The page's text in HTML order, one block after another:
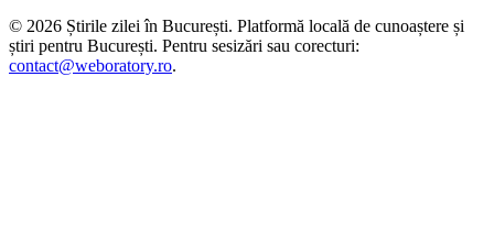
© 2026 Știrile zilei în București. Platformă locală de cunoaștere și
știri pentru București. Pentru sesizări sau corecturi:
contact@weboratory.ro.